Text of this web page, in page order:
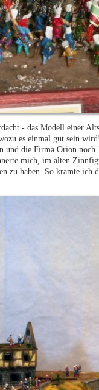
- das Modell einer
es einmal gut sein
und die Firma Orion
mich, im alten
zu haben. So kramte ich